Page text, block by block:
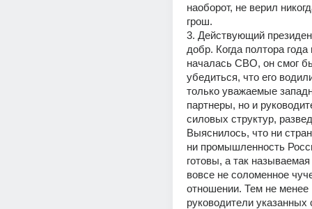
наоборот, не верил
грош.
3. Действующий
добр. Когда полтора года
началась СВО, он смог
убедиться, что его
только уважаемые
партнеры, но и
силовых структур,
Выяснилось, что ни
ни промышленность
готовы, а так
вовсе не соломенное
отношении. Тем не менее
руководители указанных